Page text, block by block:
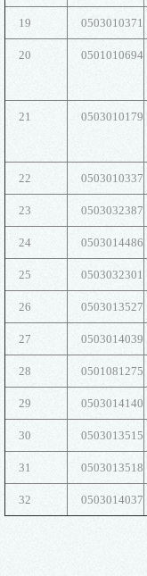
19 0503010371
20 0501010694
21 0503010179
22 0503010337
23 0503032387
24 0503014486
25 0503032301
26 0503013527
27 0503014039
28 0501081275
29 0503014140
30 0503013515
31 0503013518
32 0503014037